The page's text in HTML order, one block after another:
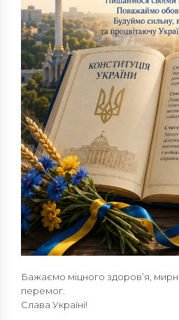
Бажаємо міцного здоров’я,
перемог.
Слава Україні!